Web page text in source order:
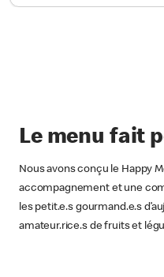
Le menu fait
Nous avons conçu le Happy
accompagnement et une
les petit.e.s gourmand.e.s
amateur.rice.s de fruits et